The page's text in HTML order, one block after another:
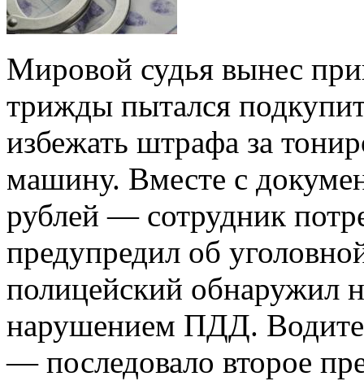
Мировой судья вынес
трижды пытался
избежать штрафа за
машину. Вместе с
рублей — сотрудник
предупредил об
полицейский обнаружил
нарушением ПДД.
— последовало второе